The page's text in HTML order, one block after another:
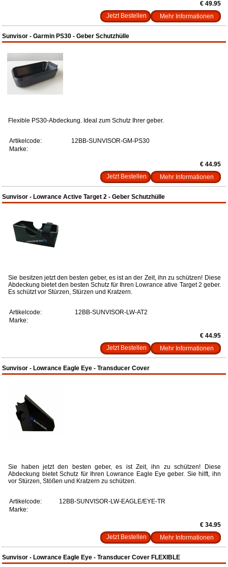
€ 49.95
Mehr Informationen
Sunvisor - Garmin PS30 - Geber Schutzhülle
Flexible PS30-Abdeckung. Ideal zum Schutz Ihrer geber.
Artikelcode:
12BB-SUNVISOR-GM-PS30
Marke:
€ 44.95
Mehr Informationen
Sunvisor - Lowrance Active Target 2 - Geber Schutzhülle
Sie besitzen jetzt den besten geber, es ist an der Zeit, ihn zu schützen! Diese
Abdeckung bietet den besten Schutz für Ihren Lowrance ative Target 2 geber.
Es schützt vor Stürzen, Stürzen und Kratzern.
Artikelcode:
12BB-SUNVISOR-LW-AT2
Marke:
€ 44.95
Mehr Informationen
Sunvisor - Lowrance Eagle Eye - Transducer Cover
Sie haben jetzt den besten geber, es ist Zeit, ihn zu schützen! Diese
Abdeckung bietet Schutz für Ihren Lowrance Eagle Eye geber. Sie hilft, ihn
vor Stürzen, Stößen und Kratzern zu schützen.
Artikelcode:
12BB-SUNVISOR-LW-EAGLE/EYE-TR
Marke:
€ 34.95
Mehr Informationen
Sunvisor - Lowrance Eagle Eye - Transducer Cover FLEXIBLE